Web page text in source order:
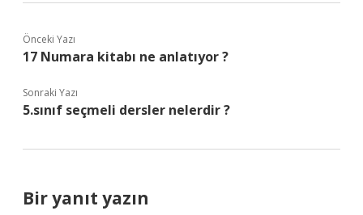
Önceki Yazı
17 Numara kitabı ne anlatıyor ?
Sonraki Yazı
5.sınıf seçmeli dersler nelerdir ?
Bir yanıt yazın